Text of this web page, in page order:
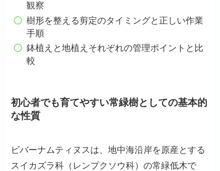
観察
樹形を整える剪定のタイミングと正しい作業
手順
鉢植えと地植えそれぞれの管理ポイントと比
較
初心者でも育てやすい常緑樹としての基本的
な性質
ビバーナムティヌスは、地中海沿岸を原産とする
スイカズラ科（レンプクソウ科）の常緑低木で